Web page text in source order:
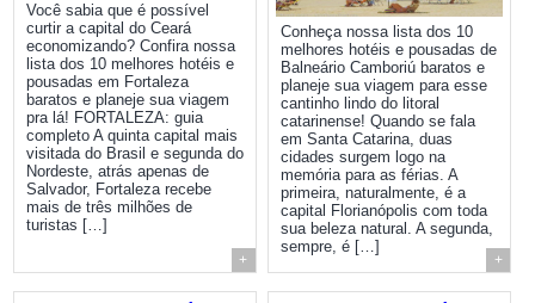
Você sabia que é possível
curtir a capital do Ceará
economizando? Confira nossa
lista dos 10 melhores hotéis e
pousadas em Fortaleza
baratos e planeje sua viagem
pra lá! FORTALEZA: guia
completo A quinta capital mais
visitada do Brasil e segunda do
Nordeste, atrás apenas de
Salvador, Fortaleza recebe
mais de três milhões de
turistas […]
+
Conheça nossa lista dos 10
melhores hotéis e pousadas de
Balneário Camboriú baratos e
planeje sua viagem para esse
cantinho lindo do litoral
catarinense! Quando se fala
em Santa Catarina, duas
cidades surgem logo na
memória para as férias. A
primeira, naturalmente, é a
capital Florianópolis com toda
sua beleza natural. A segunda,
sempre, é […]
+